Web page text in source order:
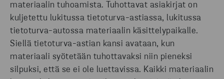
materiaalin tuhoamista. Tuhottavat asiakirjat on
kuljetettu lukitussa tietoturva-astiassa, lukitussa
tietoturva-autossa materiaalin käsittelypaikalle.
Siellä tietoturva-astian kansi avataan, kun
materiaali syötetään tuhottavaksi niin pieneksi
silpuksi, että se ei ole luettavissa. Kaikki materiaalin